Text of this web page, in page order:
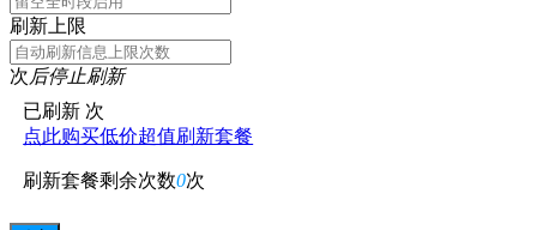
刷新上限
次后停止刷新
已刷新 次
点此购买低价超值刷新套餐
刷新套餐剩余次数0次